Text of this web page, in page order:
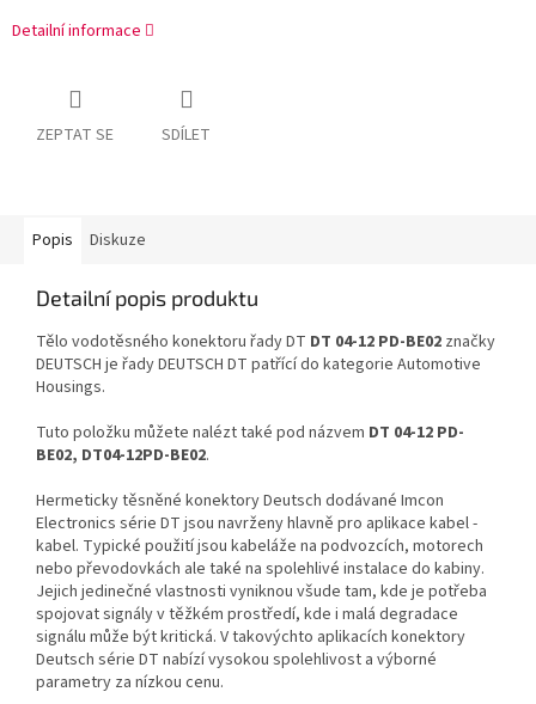
Detailní informace
ZEPTAT SE SDÍLET
Popis Diskuze
Detailní popis produktu
Tělo vodotěsného konektoru řady DT DT 04-12 PD-BE02 značky
DEUTSCH je řady DEUTSCH DT patřící do kategorie Automotive
Housings.
Tuto položku můžete nalézt také pod názvem DT 04-12 PD-
BE02, DT04-12PD-BE02.
Hermeticky těsněné konektory Deutsch dodávané Imcon
Electronics série DT jsou navrženy hlavně pro aplikace kabel -
kabel. Typické použití jsou kabeláže na podvozcích, motorech
nebo převodovkách ale také na spolehlivé instalace do kabiny.
Jejich jedinečné vlastnosti vyniknou všude tam, kde je potřeba
spojovat signály v těžkém prostředí, kde i malá degradace
signálu může být kritická. V takovýchto aplikacích konektory
Deutsch série DT nabízí vysokou spolehlivost a výborné
parametry za nízkou cenu.